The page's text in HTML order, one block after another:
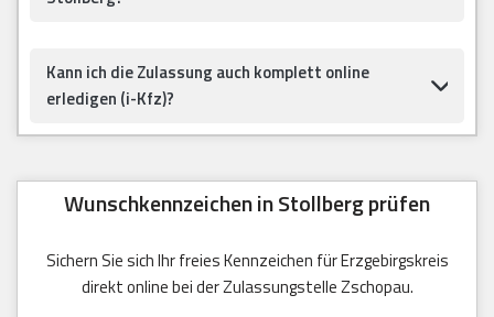
Kann ich die Zulassung auch komplett online
erledigen (i-Kfz)?
Wunschkennzeichen in Stollberg prüfen
Sichern Sie sich Ihr freies Kennzeichen für Erzgebirgskreis
direkt online bei der Zulassungstelle Zschopau.